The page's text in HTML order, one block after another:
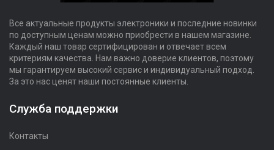
Все актуальные продукты электроники и последние новинки
по доступным ценам можно приобрести в нашем магазине.
Каждый наш товар сертифицирован и отвечает всем
критериям качества. Нам важно доверие клиентов, поэтому
мы гарантируем высокий сервис и индивидуальный подход.
За это нас ценят наши постоянные клиенты.
Служба поддержки
Контакты